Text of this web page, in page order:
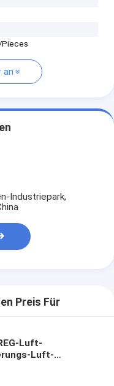
Pieces
an
Industriepark,
Preis Für
Luft-
Luft-